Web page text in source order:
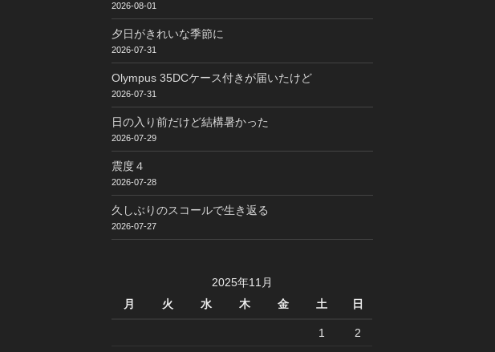
2026-08-01
夕日がきれいな季節に
2026-07-31
Olympus 35DCケース付きが届いたけど
2026-07-31
日の入り前だけど結構暑かった
2026-07-29
震度４
2026-07-28
久しぶりのスコールで生き返る
2026-07-27
2025年11月
月
火 水 木 金 土 日
1 2